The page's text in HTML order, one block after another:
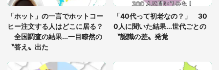
っ暗な道で遭難状態。なんとか見つけた民家に助け
を求めると、住人の男性が...」
「ホット」の一言でホットコー
ヒー注文する人はどこに居る？
全国調査の結果...一目瞭然の
〝答え〟出た
「40代って初老なの？」 30
0人に聞いた結果...世代ごとの
〝認識の差〟発覚